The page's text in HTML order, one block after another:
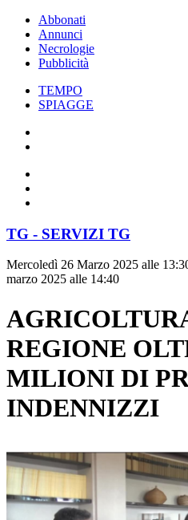
Abbonati
Annunci
Necrologie
Pubblicità
TEMPO
SPIAGGE
TG - SERVIZI TG
Mercoledì 26 Marzo 2025 alle
marzo 2025 alle 14:40
REGIONE
MILIONI DI
INDENNIZZI